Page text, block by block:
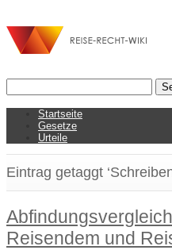
Startseite
Gesetze
Urteile
Eintrag getaggt
Reisendem und